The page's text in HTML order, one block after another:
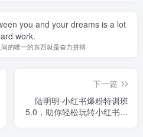
you and your dreams is a lot
work.
的唯一的东西就是奋力拼搏
下一篇
陆明明·小红书爆粉特训班
5.0，助你轻松玩转小红书平